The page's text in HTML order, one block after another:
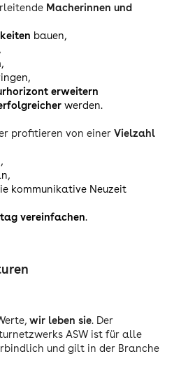
Macherinnen und
bauen,
,
,
erweitern
werden.
profitieren von einerVielzahl
kommunikative Neuzeit
vereinfachen.
wir leben sie. Der
ASW ist für alle
und gilt in der Branche